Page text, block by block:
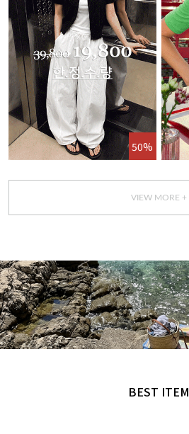
50%
VIEW MORE +
MADE by NANING9
BEST ITEM